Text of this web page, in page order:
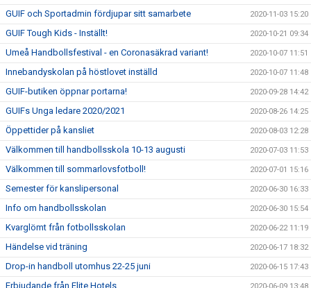
GUIF och Sportadmin fördjupar sitt samarbete 2020-11-03 15:20
GUIF Tough Kids - Inställt! 2020-10-21 09:34
Umeå Handbollsfestival - en Coronasäkrad variant! 2020-10-07 11:51
Innebandyskolan på höstlovet inställd 2020-10-07 11:48
GUIF-butiken öppnar portarna! 2020-09-28 14:42
GUIFs Unga ledare 2020/2021 2020-08-26 14:25
Öppettider på kansliet 2020-08-03 12:28
Välkommen till handbollsskola 10-13 augusti 2020-07-03 11:53
Välkommen till sommarlovsfotboll! 2020-07-01 15:16
Semester för kanslipersonal 2020-06-30 16:33
Info om handbollsskolan 2020-06-30 15:54
Kvarglömt från fotbollsskolan 2020-06-22 11:19
Händelse vid träning 2020-06-17 18:32
Drop-in handboll utomhus 22-25 juni 2020-06-15 17:43
Erbjudande från Elite Hotels 2020-06-09 13:48